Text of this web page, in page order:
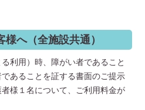
へ（全施設共通）
利用）時、障がい者であること
あることを証する書面のご提示
様１名について、ご利用料金が